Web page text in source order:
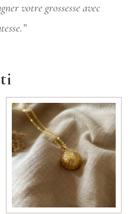
votre grossesse avec